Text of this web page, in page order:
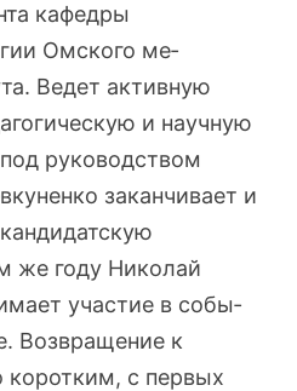
кафедры
Омского ме­
Ведет активную
и научную
руко­водством
заканчивает и
же году Николай
участие в собы­
Возвращение к
с первых